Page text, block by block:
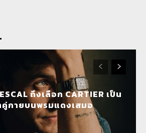
ถึงเลือก CARTIER เป็น
คู่กายบนพรมแดงเสมอ